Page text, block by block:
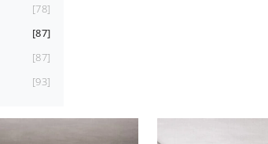
78
87
87
93